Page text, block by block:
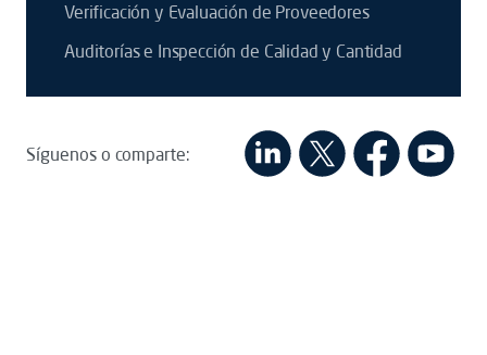
Verificación y Evaluación de Proveedores
Auditorías e Inspección de Calidad y Cantidad
Síguenos o comparte: